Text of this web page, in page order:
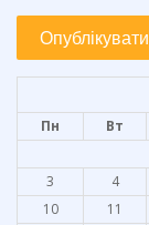
Пн Вт
3
4
10
11